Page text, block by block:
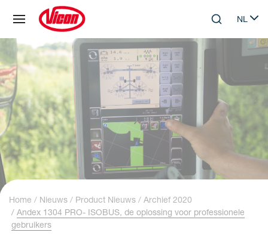
Skip to main contentSearchNL
Select
Home Nieuws Product Nieuws
Archief 2020
Andex 1304 PRO- ISOBUS, de oplossing voor professionele
gebruikers
Cookies beheer paneel